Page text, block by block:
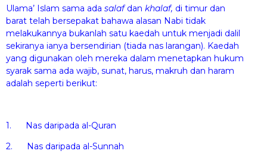
Ulama’ Islam sama ada salafdan khalaf, di timur dan
barat telah bersepakat bahawa alasan Nabi tidak
melakukannya bukanlah satu kaedah untuk menjadi dalil
sekiranya ianya bersendirian (tiada nas larangan). Kaedah
yang digunakan oleh mereka dalam menetapkan hukum
syarak sama ada wajib, sunat, harus, makruh dan haram
adalah seperti berikut:
1. Nas daripada al-Quran
2. Nas daripada al-Sunnah